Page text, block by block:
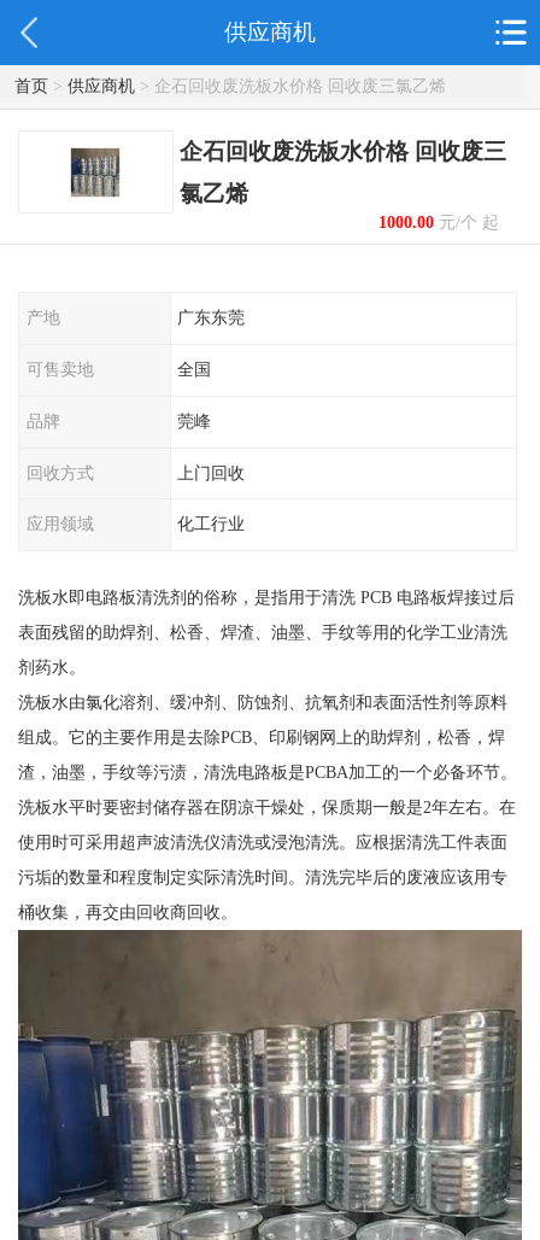
供应商机
首页> 供应商机> 企石回收废洗板水价格 回收废三氯乙烯
企石回收废洗板水价格 回收废三
氯乙烯
1000.00元/个 起
产地 广东东莞
可售卖地 全国
品牌 莞峰
回收方式 上门回收
应用领域 化工行业
洗板水即电路板清洗剂的俗称，是指用于清洗 PCB 电路板焊接过后
表面残留的助焊剂、松香、焊渣、油墨、手纹等用的化学工业清洗
剂药水。
洗板水由氯化溶剂、缓冲剂、防蚀剂、抗氧剂和表面活性剂等原料
组成。它的主要作用是去除PCB、印刷钢网上的助焊剂，松香，焊
渣，油墨，手纹等污渍，清洗电路板是PCBA加工的一个必备环节。
洗板水平时要密封储存器在阴凉干燥处，保质期一般是2年左右。在
使用时可采用超声波清洗仪清洗或浸泡清洗。应根据清洗工件表面
污垢的数量和程度制定实际清洗时间。清洗完毕后的废液应该用专
桶收集，再交由回收商回收。